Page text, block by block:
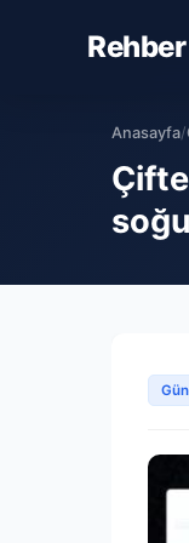
Anasayfa/